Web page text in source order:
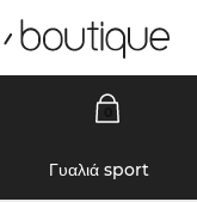
Γυαλιά sport